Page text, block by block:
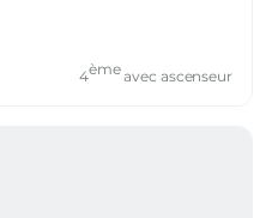
4èmeavec ascenseur